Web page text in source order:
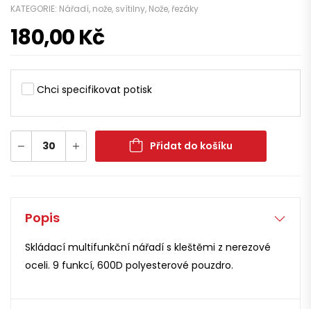
KATEGORIE: Nářadí, nože, svítilny, Nože, řezáky
180,00Kč
Chci specifikovat potisk
Přidat do košíku
Popis
Skládací multifunkční nářadí s kleštěmi z nerezové
oceli. 9 funkcí, 600D polyesterové pouzdro.